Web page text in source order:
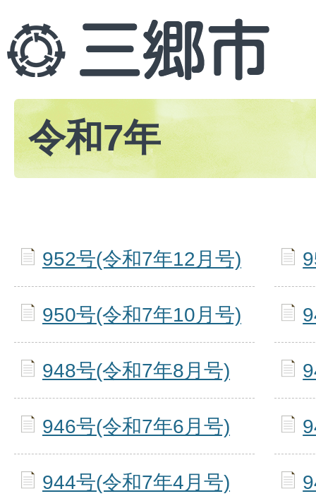
令和7年
952号(令和7年12月号)
950号(令和7年10月号)
948号(令和7年8月号)
946号(令和7年6月号)
944号(令和7年4月号)